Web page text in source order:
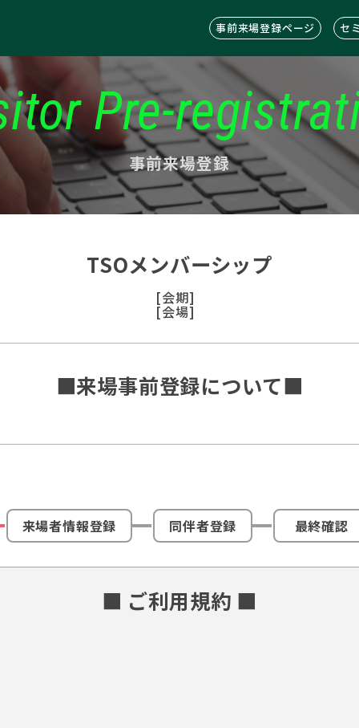
事前来場登録ページ セ
Pre-
事前来場登録
TSOメンバーシップ
[会期]
[会場]
■来場事前登録について■
来場者情報登録 同伴者登録 最終確認
■ ご利用規約 ■